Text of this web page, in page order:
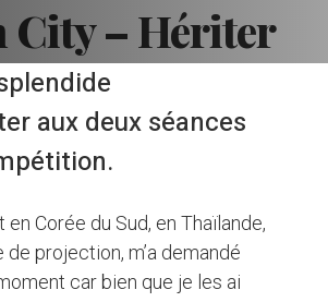
City – Hériter
aux deux séances
Corée du Sud, en Thaïlande,
projection, m’a demandé
car bien que je les ai